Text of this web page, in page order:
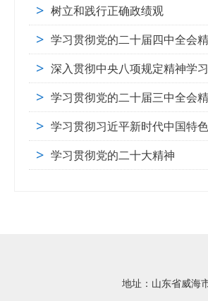
> 树立和践行正确政绩观
> 学习贯彻党的二十届四中全会
> 深入贯彻中央八项规定精神学
> 学习贯彻党的二十届三中全会
> 学习贯彻习近平新时代中国特
> 学习贯彻党的二十大精神
地址：山东省威海